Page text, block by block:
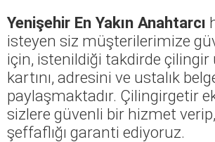
Yenişehir En Yakın Anahtarcı
isteyen siz müşterilerimize
için, istenildiği takdirde çilingir
kartını, adresini ve ustalık
paylaşmaktadır. Çilingirgetir
sizlere güvenli bir hizmet
şeffaflığı garanti ediyoruz.